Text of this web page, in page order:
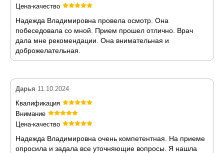
Цена-качество
Надежда Владимировна провела осмотр. Она
побеседовала со мной. Прием прошел отлично. Врач
дала мне рекомендации. Она внимательная и
доброжелательная.
Дарья 11.10.2024
Квалификация
Внимание
Цена-качество
Надежда Владимировна очень компетентная. На приеме
опросила и задала все уточняющие вопросы. Я нашла